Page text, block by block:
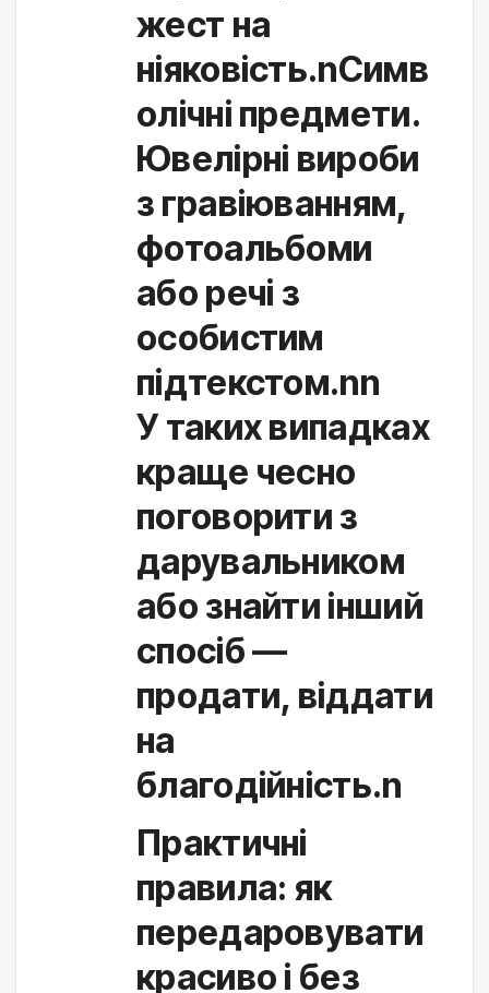
жест на
ніяковість.nСимв
олічні предмети.
Ювелірні вироби
з гравіюванням,
фотоальбоми
або речі з
особистим
підтекстом.nn
У таких випадках
краще чесно
поговорити з
дарувальником
або знайти інший
спосіб —
продати, віддати
на
благодійність.n
Практичні
правила: як
передаровувати
красиво і без